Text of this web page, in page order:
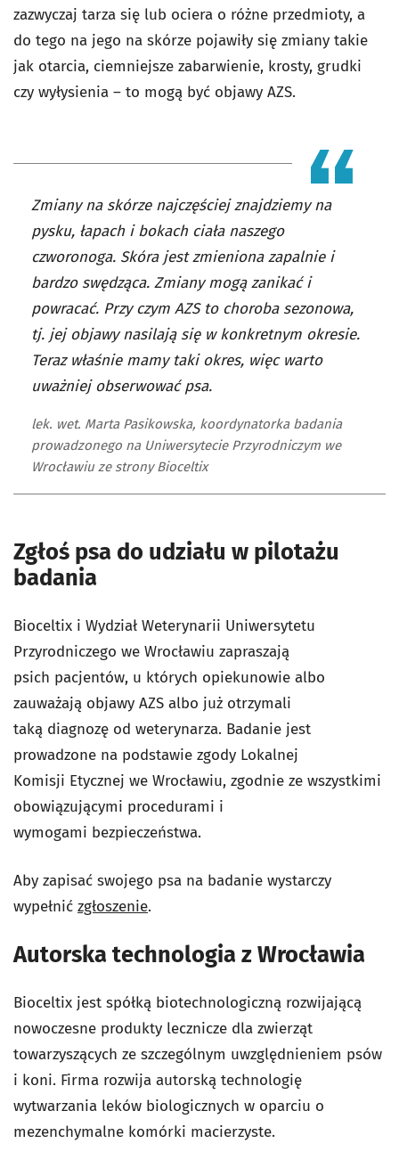
zazwyczaj tarza się lub ociera o różne przedmioty, a
do tego na jego na skórze pojawiły się zmiany takie
jak otarcia, ciemniejsze zabarwienie, krosty, grudki
czy wyłysienia – to mogą być objawy AZS.
Zmiany na skórze najczęściej znajdziemy na
pysku, łapach i bokach ciała naszego
czworonoga. Skóra jest zmieniona zapalnie i
bardzo swędząca. Zmiany mogą zanikać i
powracać. Przy czym AZS to choroba sezonowa,
tj. jej objawy nasilają się w konkretnym okresie.
Teraz właśnie mamy taki okres, więc warto
uważniej obserwować psa.
lek. wet. Marta Pasikowska, koordynatorka badania
prowadzonego na Uniwersytecie Przyrodniczym we
Wrocławiu ze strony Bioceltix
Zgłoś psa do udziału w pilotażu
badania
Bioceltix i Wydział Weterynarii Uniwersytetu
Przyrodniczego we Wrocławiu zapraszają
psich pacjentów, u których opiekunowie albo
zauważają objawy AZS albo już otrzymali
taką diagnozę od weterynarza. Badanie jest
prowadzone na podstawie zgody Lokalnej
Komisji Etycznej we Wrocławiu, zgodnie ze wszystkimi
obowiązującymi procedurami i
wymogami bezpieczeństwa.
Aby zapisać swojego psa na badanie wystarczy
wypełnić zgłoszenie.
Autorska technologia z Wrocławia
Bioceltix jest spółką biotechnologiczną rozwijającą
nowoczesne produkty lecznicze dla zwierząt
towarzyszących ze szczególnym uwzględnieniem psów
i koni. Firma rozwija autorską technologię
wytwarzania leków biologicznych w oparciu o
mezenchymalne komórki macierzyste.